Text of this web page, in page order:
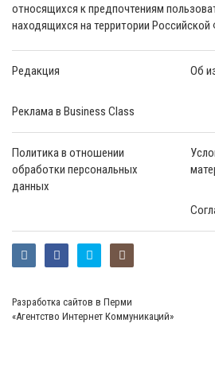
относящихся к предпочтениям
находящихся на территории
Редакция Об
Реклама в Business Class
Политика в отношении
обработки персональных
данных
Разработка сайтов в Перми
«Агентство Интернет Коммуникаций»